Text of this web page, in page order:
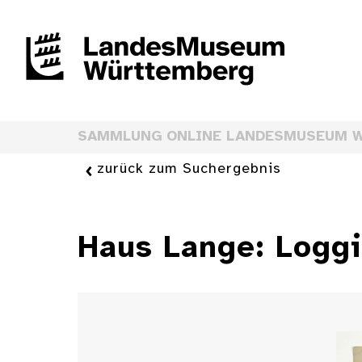
SAMMLUNG ONLINE LANDESMUSEUM
zurück zum Suchergebnis
Haus Lange: